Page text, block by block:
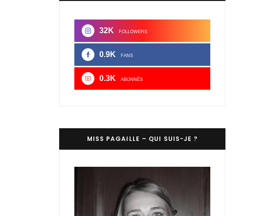
32K FOLLOWERS
0.9K FANS
0.3K ABONNÉS
MISS PAGAILLE – QUI SUIS-JE ?